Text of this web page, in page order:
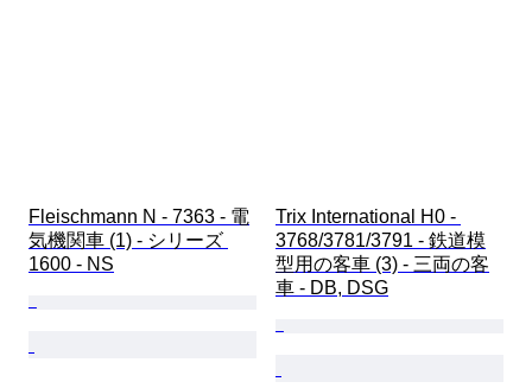
Fleischmann N - 7363 - 電
気機関車 (1) - シリーズ
1600 - NS
Trix International H0 -
3768/3781/3791 - 鉄道模
型用の客車 (3) - 三両の客
車 - DB, DSG